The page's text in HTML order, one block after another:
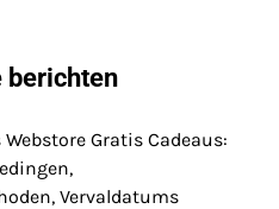
berichten
Gratis Cadeaus:
Vervaldatums